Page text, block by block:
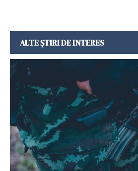
ALTE ȘTIRI DE INTERES